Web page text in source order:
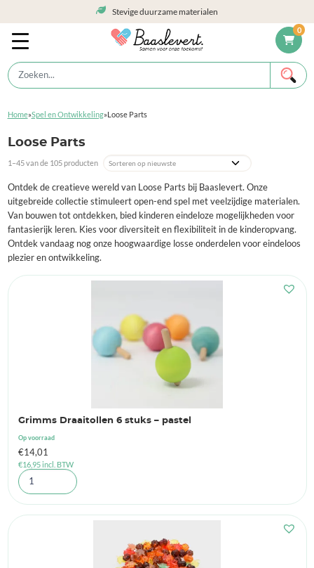
0
Stevige duurzame materialen
Home»Spel en Ontwikkeling»Loose Parts
Loose Parts
1–45 van de 105 producten
Ontdek de creatieve wereld van Loose Parts bij Baaslevert. Onze
uitgebreide collectie stimuleert open-end spel met veelzijdige materialen.
Van bouwen tot ontdekken, bied kinderen eindeloze mogelijkheden voor
fantasierijk leren. Kies voor diversiteit en flexibiliteit in de kinderopvang.
Ontdek vandaag nog onze hoogwaardige losse onderdelen voor eindeloos
plezier en ontwikkeling.
Grimms Draaitollen 6 stuks – pastel
Op voorraad
€14,01
€16,95incl. BTW